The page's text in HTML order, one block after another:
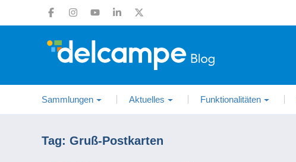
Sammlungen Aktuelles Funktionalitäten
Tag: Gruß-Postkarten